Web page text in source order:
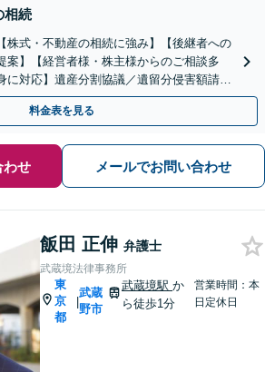
相続
株式・不動産の相続に強み】【後継者への
案】【経営者様・株主様からのご相談多
に対応】遺産分割協議／遺留分侵害額請求
【40分相談無料】【渋谷駅3分】
料金表を見る
わせ メールでお問い合わせ
飯田 正伸 弁護士
武蔵境法律事務所
東
京
都
|
武蔵
野市
武蔵境駅か
ら徒歩1分
営業時間：本
日定休日